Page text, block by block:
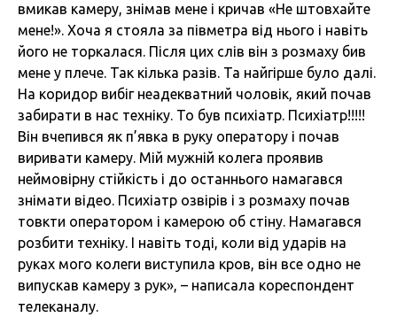
вмикав камеру, знімав мене і кричав «Не штовхайте
мене!». Хоча я стояла за півметра від нього і навіть
його не торкалася. Після цих слів він з розмаху бив
мене у плече. Так кілька разів. Та найгірше було далі.
На коридор вибіг неадекватний чоловік, який почав
забирати в нас техніку. То був психіатр. Психіатр!!!!!
Він вчепився як п’явка в руку оператору і почав
виривати камеру. Мій мужній колега проявив
неймовірну стійкість і до останнього намагався
знімати відео. Психіатр озвірів і з розмаху почав
товкти оператором і камерою об стіну. Намагався
розбити техніку. І навіть тоді, коли від ударів на
руках мого колеги виступила кров, він все одно не
випускав камеру з рук», – написала кореспондент
телеканалу.